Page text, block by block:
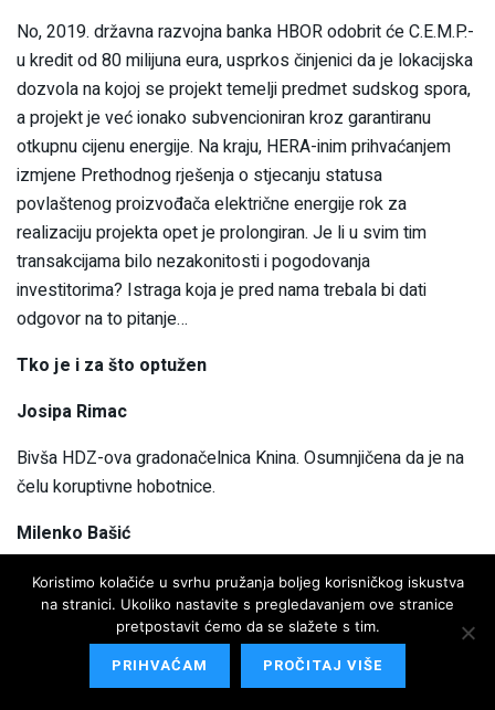
No, 2019. državna razvojna banka HBOR odobrit će C.E.M.P.-
u kredit od 80 milijuna eura, usprkos činjenici da je lokacijska
dozvola na kojoj se projekt temelji predmet sudskog spora,
a projekt je već ionako subvencioniran kroz garantiranu
otkupnu cijenu energije. Na kraju, HERA-inim prihvaćanjem
izmjene Prethodnog rješenja o stjecanju statusa
povlaštenog proizvođača električne energije rok za
realizaciju projekta opet je prolongiran. Je li u svim tim
transakcijama bilo nezakonitosti i pogodovanja
investitorima? Istraga koja je pred nama trebala bi dati
odgovor na to pitanje…
Tko je i za što optužen
Josipa Rimac
Bivša HDZ-ova gradonačelnica Knina. Osumnjičena da je na
čelu koruptivne hobotnice.
Milenko Bašić
Jedan od najbogatijih BiH poduzetnika. Vlasnik grupacije
Lager iz Posušja, osnovača C.E.M.P.-a, tvrtke koja je
investitor u projekt vjetrolelektrana Krš-Pađene.
Dragan Stipić
Koristimo kolačiće u svrhu pružanja boljeg korisničkog iskustva
na stranici. Ukoliko nastavite s pregledavanjem ove stranice
pretpostavit ćemo da se slažete s tim.
PRIHVAĆAM PROČITAJ VIŠE